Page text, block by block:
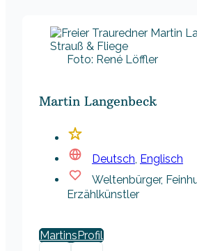
Foto: René Löffler
Martin Langenbeck
Deutsch, Englisch
Weltenbürger,
Erzählkünstler
Martins